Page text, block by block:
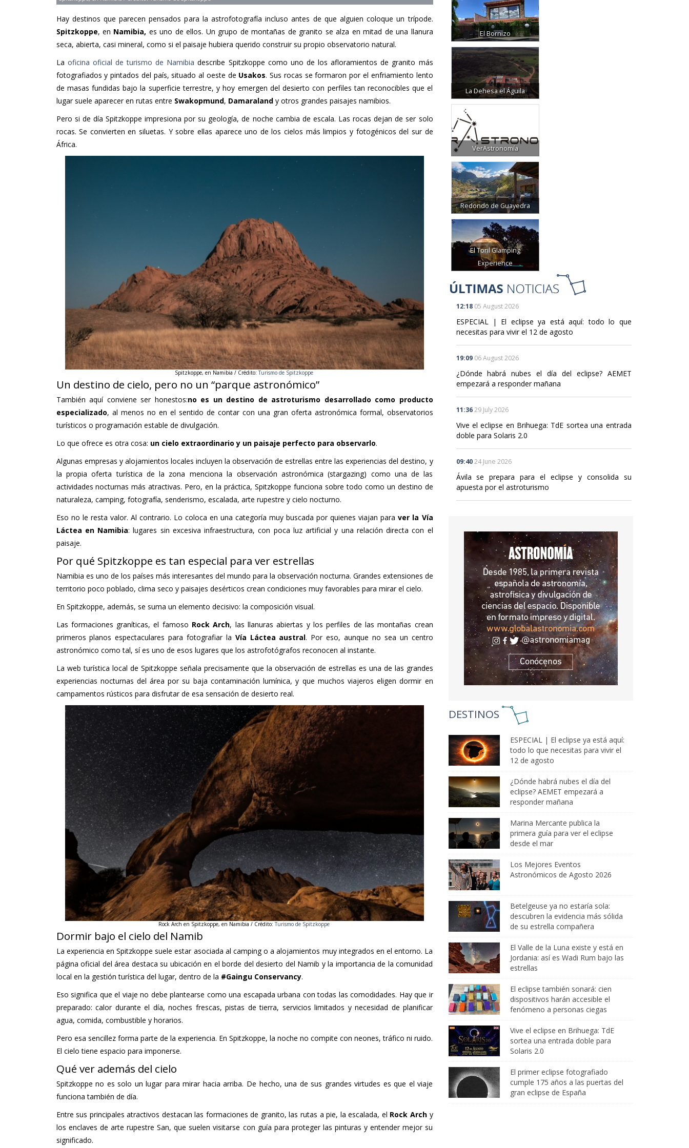
Hay destinos que parecen pensados para la astrofotografía incluso antes de que alguien coloque un trípode.
Spitzkoppe, en Namibia, es uno de ellos. Un grupo de montañas de granito se alza en mitad de una llanura
seca, abierta, casi mineral, como si el paisaje hubiera querido construir su propio observatorio natural.
La oficina oficial de turismo de Namibia describe Spitzkoppe como uno de los afloramientos de granito más
fotografiados y pintados del país, situado al oeste de Usakos. Sus rocas se formaron por el enfriamiento lento
de masas fundidas bajo la superficie terrestre, y hoy emergen del desierto con perfiles tan reconocibles que el
lugar suele aparecer en rutas entre Swakopmund, Damaralandy otros grandes paisajes namibios.
Pero si de día Spitzkoppe impresiona por su geología, de noche cambia de escala. Las rocas dejan de ser solo
rocas. Se convierten en siluetas. Y sobre ellas aparece uno de los cielos más limpios y fotogénicos del sur de
África.
Spitzkoppe, en Namibia / Crédito:Turismo de Spitzkoppe
Un destino de cielo, pero no un “parque astronómico”
También aquí conviene ser honestos:no es un destino de astroturismo desarrollado como producto
especializado, al menos no en el sentido de contar con una gran oferta astronómica formal, observatorios
turísticos o programación estable de divulgación.
Lo que ofrece es otra cosa: un cielo extraordinario y un paisaje perfecto para observarlo.
Algunas empresas y alojamientos locales incluyen la observación de estrellas entre las experiencias del destino, y
la propia oferta turística de la zona menciona la observación astronómica (stargazing) como una de las
actividades nocturnas más atractivas. Pero, en la práctica, Spitzkoppe funciona sobre todo como un destino de
naturaleza, camping, fotografía, senderismo, escalada, arte rupestre y cielo nocturno.
Eso no le resta valor. Al contrario. Lo coloca en una categoría muy buscada por quienes viajan paraver la Vía
Láctea en Namibia: lugares sin excesiva infraestructura, con poca luz artificial y una relación directa con el
paisaje.
Por qué Spitzkoppe es tan especial para ver estrellas
Namibia es uno de los países más interesantes del mundo para la observación nocturna. Grandes extensiones de
territorio poco poblado, clima seco y paisajes desérticos crean condiciones muy favorables para mirar el cielo.
En Spitzkoppe, además, se suma un elemento decisivo: la composición visual.
Las formaciones graníticas, el famoso Rock Arch, las llanuras abiertas y los perfiles de las montañas crean
primeros planos espectaculares para fotografiar la Vía Láctea austral. Por eso, aunque no sea un centro
astronómico como tal, sí es uno de esos lugares que los astrofotógrafos reconocen al instante.
La web turística local de Spitzkoppe señala precisamente que la observación de estrellas es una de las grandes
experiencias nocturnas del área por su baja contaminación lumínica, y que muchos viajeros eligen dormir en
campamentos rústicos para disfrutar de esa sensación de desierto real.
Rock Arch en Spitzkoppe, en Namibia / Crédito:Turismo de Spitzkoppe
Dormir bajo el cielo del Namib
La experiencia en Spitzkoppe suele estar asociada al camping o a alojamientos muy integrados en el entorno. La
página oficial del área destaca su ubicación en el borde del desierto del Namib y la importancia de la comunidad
local en la gestión turística del lugar, dentro de la #Gaingu Conservancy.
Eso significa que el viaje no debe plantearse como una escapada urbana con todas las comodidades. Hay que ir
preparado: calor durante el día, noches frescas, pistas de tierra, servicios limitados y necesidad de planificar
agua, comida, combustible y horarios.
Pero esa sencillez forma parte de la experiencia. En Spitzkoppe, la noche no compite con neones, tráfico ni ruido.
El cielo tiene espacio para imponerse.
Qué ver además del cielo
Spitzkoppe no es solo un lugar para mirar hacia arriba. De hecho, una de sus grandes virtudes es que el viaje
funciona también de día.
Entre sus principales atractivos destacan las formaciones de granito, las rutas a pie, la escalada, el Rock Archy
los enclaves de arte rupestre San, que suelen visitarse con guía para proteger las pinturas y entender mejor su
significado.
El Bornizo
La Dehesa el Águila
VerAstronomía
Redondo de Guayedra
El Toril Glamping
Experience
12:18 05 August 2026
ESPECIAL | El eclipse ya está aquí: todo lo que
necesitas para vivir el 12 de agosto
19:09 06 August 2026
¿Dónde habrá nubes el día del eclipse? AEMET
empezará a responder mañana
11:36 29 July 2026
Vive el eclipse en Brihuega: TdE sortea una entrada
doble para Solaris 2.0
09:40 24 June 2026
Ávila se prepara para el eclipse y consolida su
apuesta por el astroturismo
DESTINOS
ESPECIAL | El eclipse ya está aquí:
todo lo que necesitas para vivir el
12 de agosto
¿Dónde habrá nubes el día del
eclipse? AEMET empezará a
responder mañana
Marina Mercante publica la
primera guía para ver el eclipse
desde el mar
Los Mejores Eventos
Astronómicos de Agosto 2026
Betelgeuse ya no estaría sola:
descubren la evidencia más sólida
de su estrella compañera
El Valle de la Luna existe y está en
Jordania: así es Wadi Rum bajo las
estrellas
El eclipse también sonará: cien
dispositivos harán accesible el
fenómeno a personas ciegas
Vive el eclipse en Brihuega: TdE
sortea una entrada doble para
Solaris 2.0
El primer eclipse fotografiado
cumple 175 años a las puertas del
gran eclipse de España